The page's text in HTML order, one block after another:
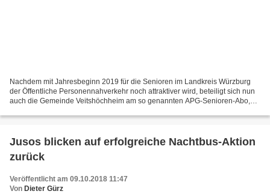
Nachdem mit Jahresbeginn 2019 für die Senioren im Landkreis Würzburg
der Öffentliche Personennahverkehr noch attraktiver wird, beteiligt sich nun
auch die Gemeinde Veitshöchheim am so genannten APG-Senioren-Abo,
Jusos blicken auf erfolgreiche Nachtbus-Aktion
zurück
Veröffentlicht am 09.10.2018 11:47
Von Dieter Gürz